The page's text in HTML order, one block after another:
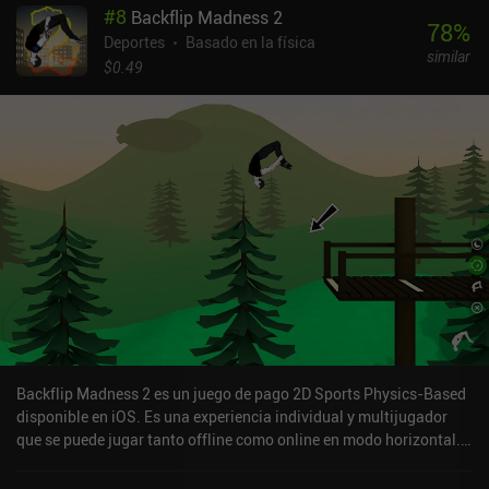
#8 Backflip Madness 2
Deportes
Basado en la física
$0.49
78%
similar
Backflip Madness 2 es un juego de pago 2D Sports Physics-Based
disponible en iOS. Es una experiencia individual y multijugador
que se puede jugar tanto offline como online en modo horizontal.